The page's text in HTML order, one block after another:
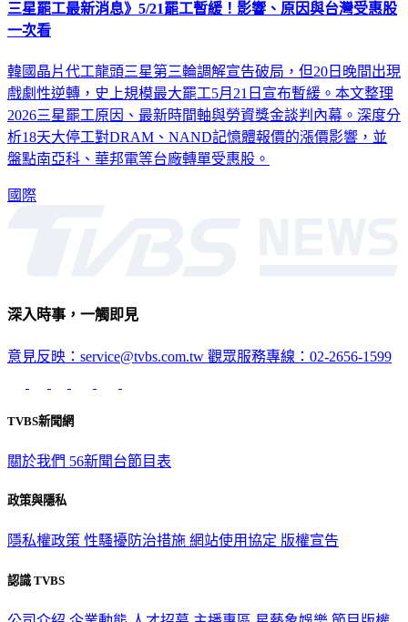
三星罷工最新消息》5/21罷工暫緩！影響、原因與台灣受惠股
一次看
韓國晶片代工龍頭三星第三輪調解宣告破局，但20日晚間出現
戲劇性逆轉，史上規模最大罷工5月21日宣布暫緩。本文整理
2026三星罷工原因、最新時間軸與勞資獎金談判內幕。深度分
析18天大停工對DRAM、NAND記憶體報價的漲價影響，並
盤點南亞科、華邦電等台廠轉單受惠股。
國際
深入時事，一觸即見
意見反映：service@tvbs.com.tw 觀眾服務專線：02-2656-1599
TVBS新聞網
關於我們 56新聞台節目表
政策與隱私
隱私權政策 性騷擾防治措施 網站使用協定 版權宣告
認識 TVBS